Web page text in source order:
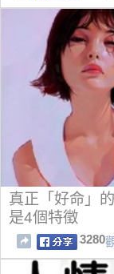
真正「好命」
是4個特徵
3280